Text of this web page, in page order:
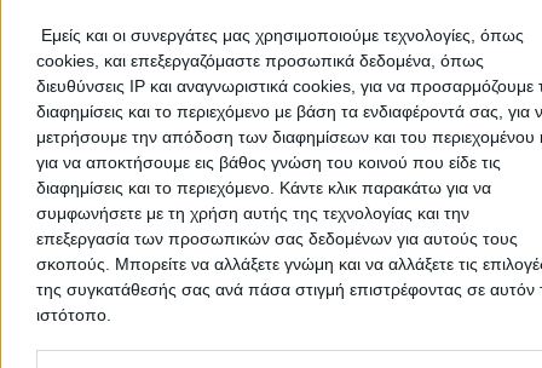
Εμείς και οι συνεργάτες μας χρησιμοποιούμε τεχνολογίες, όπως
cookies, και επεξεργαζόμαστε προσωπικά δεδομένα, όπως
διευθύνσεις IP και αναγνωριστικά cookies, για να προσαρμόζουμε
διαφημίσεις και το περιεχόμενο με βάση τα ενδιαφέροντά σας, για
μετρήσουμε την απόδοση των διαφημίσεων και του περιεχομένου
για να αποκτήσουμε εις βάθος γνώση του κοινού που είδε τις
διαφημίσεις και το περιεχόμενο. Κάντε κλικ παρακάτω για να
συμφωνήσετε με τη χρήση αυτής της τεχνολογίας και την
επεξεργασία των προσωπικών σας δεδομένων για αυτούς τους
σκοπούς. Μπορείτε να αλλάξετε γνώμη και να αλλάξετε τις
της συγκατάθεσής σας ανά πάσα στιγμή επιστρέφοντας σε αυτόν
ιστότοπο.
Please note that this website/app uses one or more Google
Ψητοπωλεία
Καστελλάνοι Μέσης, Καστελλάνοι Μέσης
Τηλέφωνο:2661054600
Στοιχεία αναζήτησης:Ψητοπωλεία , Καστελλάνοι
Σχετικές Αναζητήσεις:
Σουβλάκι Καστελλάνοι Μέσης
Ψάχνεις για ψητοπωλεία σε
Ψητοπωλείαθα βρεις όλα τις ψησταριές τα σουβλατζίδικα, τα